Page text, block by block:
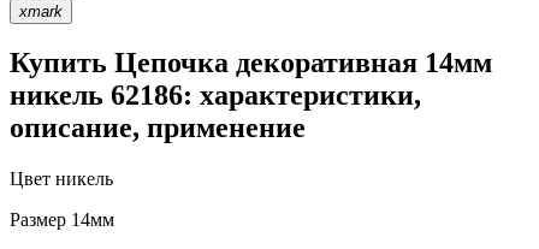
xmark
Купить Цепочка декоративная 14мм
никель 62186: характеристики,
описание, применение
Цвет никель
Размер 14мм